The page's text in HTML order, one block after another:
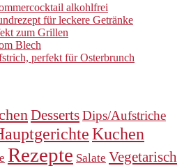
alkohlfrei
für leckere Getränke
zum Grillen
Blech
perfekt für Osterbrunch
DessertsDips/Aufstriche
Kuchen
Rezepte Salate Vegetarisch